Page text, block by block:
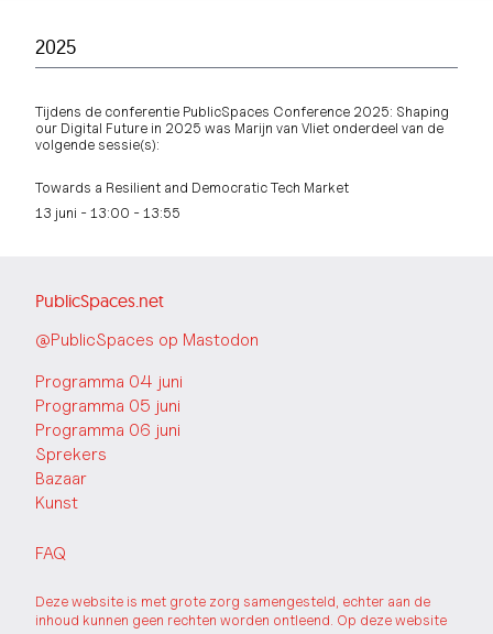
2025
Tijdens de conferentie PublicSpaces Conference 2025: Shaping
our Digital Future in 2025 was Marijn van Vliet onderdeel van de
volgende sessie(s):
Towards a Resilient and Democratic Tech Market
13 juni - 13:00 - 13:55
PublicSpaces.net
@PublicSpaces op Mastodon
Programma 04 juni
Programma 05 juni
Programma 06 juni
Sprekers
Bazaar
Kunst
FAQ
Deze website is met grote zorg samengesteld, echter aan de
inhoud kunnen geen rechten worden ontleend. Op deze website